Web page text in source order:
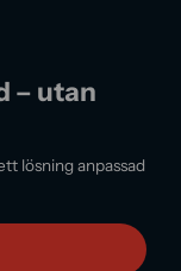
– utan
lösning anpassad